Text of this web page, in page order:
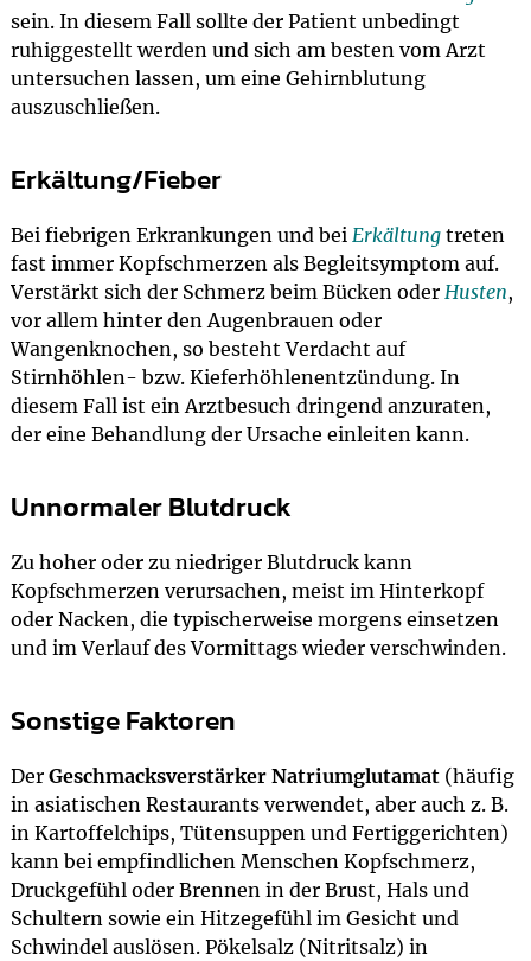
sein. In diesem Fall sollte der Patient unbedingt
ruhiggestellt werden und sich am besten vom Arzt
untersuchen lassen, um eine Gehirnblutung
auszuschließen.
Erkältung/Fieber
Bei fiebrigen Erkrankungen und bei Erkältungtreten
fast immer Kopfschmerzen als Begleitsymptom auf.
Verstärkt sich der Schmerz beim Bücken oder Husten,
vor allem hinter den Augenbrauen oder
Wangenknochen, so besteht Verdacht auf
Stirnhöhlen- bzw. Kieferhöhlenentzündung. In
diesem Fall ist ein Arztbesuch dringend anzuraten,
der eine Behandlung der Ursache einleiten kann.
Unnormaler Blutdruck
Zu hoher oder zu niedriger Blutdruck kann
Kopfschmerzen verursachen, meist im Hinterkopf
oder Nacken, die typischerweise morgens einsetzen
und im Verlauf des Vormittags wieder verschwinden.
Sonstige Faktoren
Der Geschmacksverstärker Natriumglutamat(häufig
in asiatischen Restaurants verwendet, aber auch z. B.
in Kartoffelchips, Tütensuppen und Fertiggerichten)
kann bei empfindlichen Menschen Kopfschmerz,
Druckgefühl oder Brennen in der Brust, Hals und
Schultern sowie ein Hitzegefühl im Gesicht und
Schwindel auslösen. Pökelsalz (Nitritsalz) in